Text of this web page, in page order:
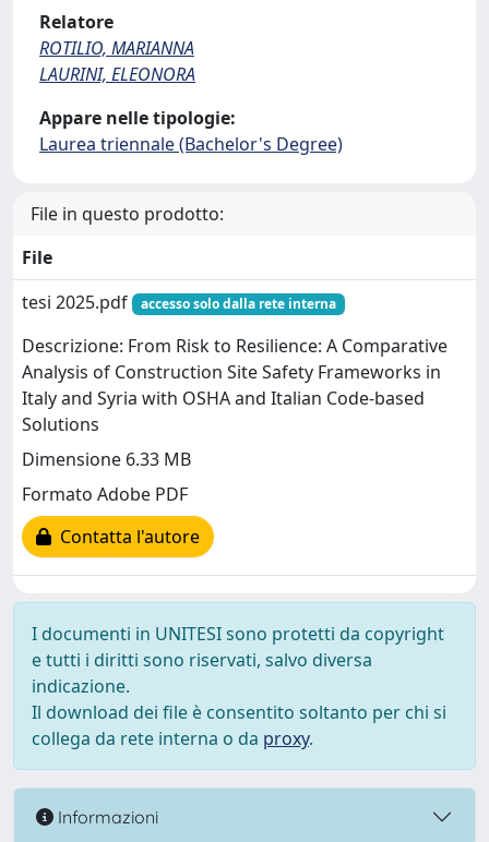
Relatore
ROTILIO, MARIANNA
LAURINI, ELEONORA
Appare nelle tipologie:
Laurea triennale (Bachelor's Degree)
File in questo prodotto:
File
tesi 2025.pdf
accesso solo dalla rete interna
Descrizione: From Risk to Resilience: A Comparative
Analysis of Construction Site Safety Frameworks in
Italy and Syria with OSHA and Italian Code-based
Solutions
Dimensione 6.33 MB
Formato Adobe PDF
Contatta l'autore
I documenti in UNITESI sono protetti da copyright
e tutti i diritti sono riservati, salvo diversa
indicazione.
Il download dei file è consentito soltanto per chi si
collega da rete interna o da proxy.
Informazioni